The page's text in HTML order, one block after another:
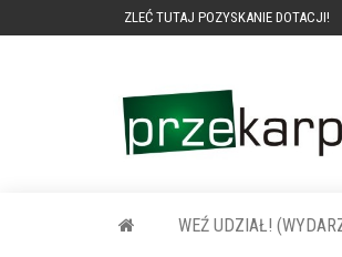
ZLEĆ TUTAJ POZYSKANIE DOTACJI!
WEŹ UDZIAŁ!